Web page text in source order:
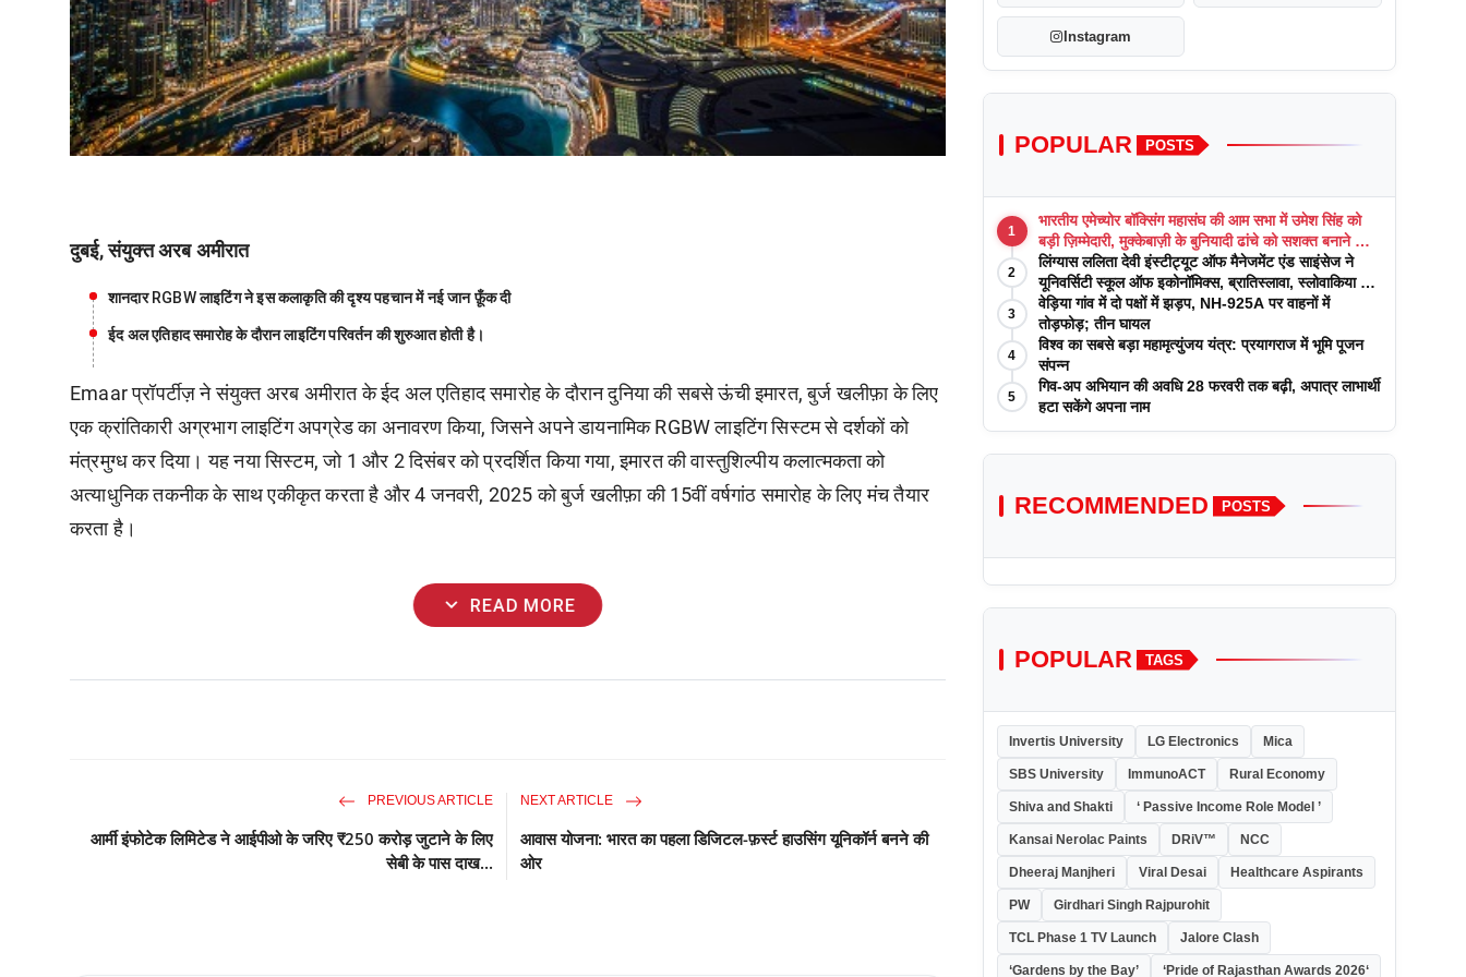
दुबई, संयुक्त अरब अमीरात
शानदार RGBW लाइटिंग ने इस कलाकृति की दृश्य पहचान में नई जान फ़ूँक दी
ईद अल एतिहाद समारोह के दौरान लाइटिंग परिवर्तन की शुरुआत होती है।
Emaar प्रॉपर्टीज़ ने संयुक्त अरब अमीरात के ईद अल एतिहाद समारोह के दौरान दुनिया की सबसे ऊंची इमारत, बुर्ज खलीफ़ा के लिए
एक क्रांतिकारी अग्रभाग लाइटिंग अपग्रेड का अनावरण किया, जिसने अपने डायनामिक RGBW लाइटिंग सिस्टम से दर्शकों को
मंत्रमुग्ध कर दिया। यह नया सिस्टम, जो 1 और 2 दिसंबर को प्रदर्शित किया गया, इमारत की वास्तुशिल्पीय कलात्मकता को
अत्याधुनिक तकनीक के साथ एकीकृत करता है और 4 जनवरी, 2025 को बुर्ज खलीफ़ा की 15वीं वर्षगांठ समारोह के लिए मंच तैयार
करता है।
expand_more READ MORE
PREVIOUS ARTICLE
आर्मी इंफोटेक लिमिटेड ने आईपीओ के जरिए ₹250 करोड़ जुटाने के लिए
सेबी के पास दाख...
NEXT ARTICLE
आवास योजना: भारत का पहला डिजिटल-फ़र्स्ट हाउसिंग यूनिकॉर्न बनने की
ओर
Instagram
POPULAR POSTS
1
भारतीय एमेच्योर बॉक्सिंग महासंघ की आम सभा में उमेश सिंह को
बड़ी ज़िम्मेदारी, मुक्केबाज़ी के बुनियादी ढांचे को सशक्त बनाने का
वादा
2
लिंग्यास ललिता देवी इंस्टीट्यूट ऑफ मैनेजमेंट एंड साइंसेज ने
यूनिवर्सिटी स्कूल ऑफ इकोनॉमिक्स, ब्रातिस्लावा, स्लोवाकिया के
साथ अकादमिक पत्रिकाओं में प्रकाशन रणनीतियों पर एक
दिवसीय कार्यशाला का आयोजन किया
3
वेड़िया गांव में दो पक्षों में झड़प, NH-925A पर वाहनों में
तोड़फोड़; तीन घायल
4
विश्व का सबसे बड़ा महामृत्युंजय यंत्र: प्रयागराज में भूमि पूजन
संपन्न
5
गिव-अप अभियान की अवधि 28 फरवरी तक बढ़ी, अपात्र लाभार्थी
हटा सकेंगे अपना नाम
RECOMMENDED POSTS
POPULAR TAGS
Invertis University LG Electronics Mica
SBS University ImmunoACT Rural Economy
Shiva and Shakti ‘ Passive Income Role Model ’
Kansai Nerolac Paints DRiV™ NCC
Dheeraj Manjheri Viral Desai Healthcare Aspirants
PW Girdhari Singh Rajpurohit
TCL Phase 1 TV Launch Jalore Clash
‘Gardens by the Bay’ ‘Pride of Rajasthan Awards 2026‘